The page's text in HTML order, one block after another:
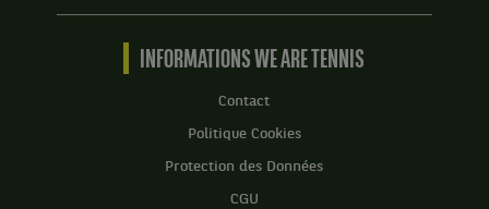
Tennis
BNP
Accueil
INFORMATIONS WE ARE TENNIS
Contact
Politique Cookies
Protection des Données
CGU